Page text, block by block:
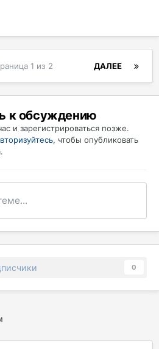
ДАЛЕЕ
1 из 2
к обсуждению
и зарегистрироваться позже.
, чтобы опубликовать
0